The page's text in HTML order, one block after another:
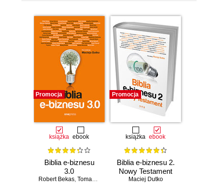
Promocja
książka ebook
Biblia e-biznesu
3.0
Robert Bekas, Tomasz Burcon Andrzej Burzyński
Promocja
książka ebook
Biblia e-biznesu 2.
Nowy Testament
Maciej Dutko